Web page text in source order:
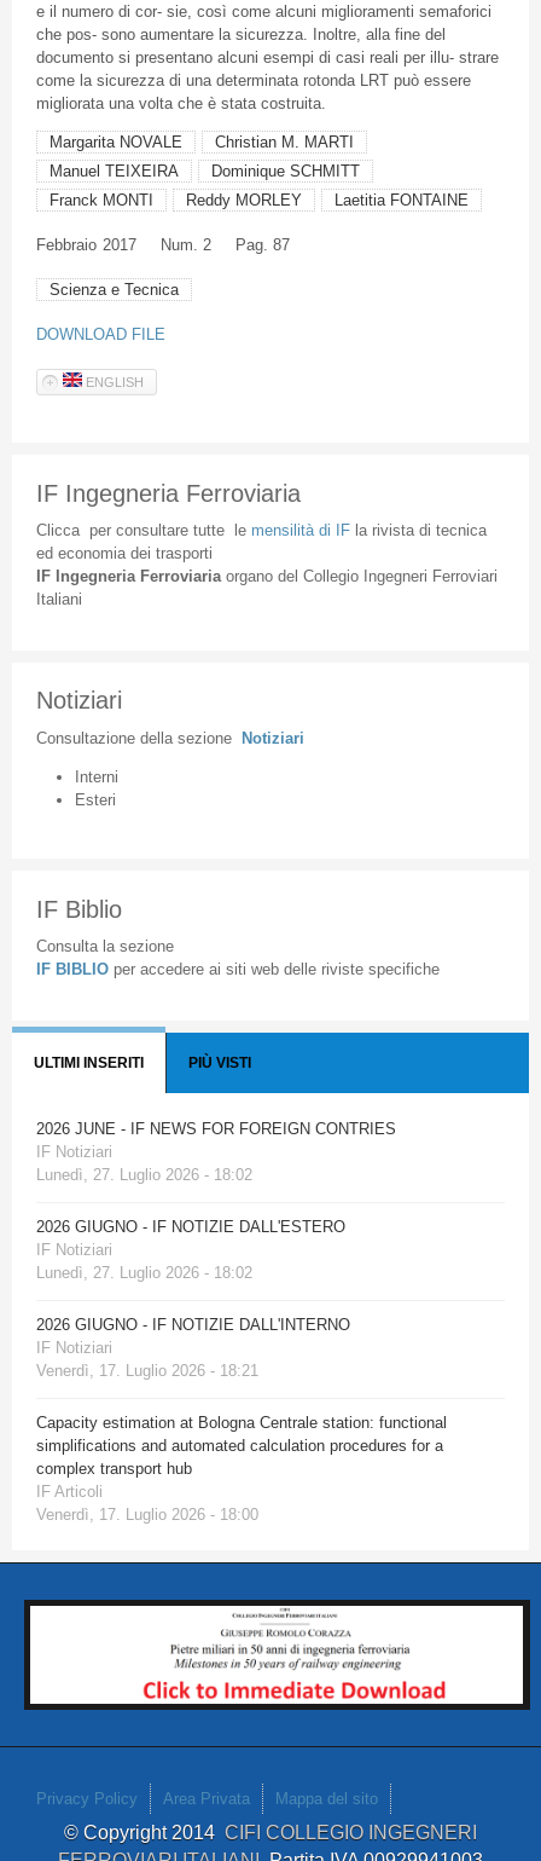
e il numero di cor- sie, così come alcuni miglioramenti semaforici
che pos- sono aumentare la sicurezza. Inoltre, alla fine del
documento si presentano alcuni esempi di casi reali per illu- strare
come la sicurezza di una determinata rotonda LRT può essere
migliorata una volta che è stata costruita.
Margarita NOVALE
Christian M. MARTI
Manuel TEIXEIRA
Dominique SCHMITT
Franck MONTI
Reddy MORLEY Laetitia FONTAINE
Febbraio 2017 Num. 2 Pag. 87
Scienza e Tecnica
DOWNLOAD FILE
ENGLISH
IF Ingegneria Ferroviaria
Cliccaper consultare tuttele mensilità di IFla rivista di tecnica
ed economia dei trasporti
IF Ingegneria Ferroviaria organodel Collegio Ingegneri Ferroviari
Italiani
Notiziari
Consultazione della sezione Notiziari
Interni
Esteri
IF Biblio
Consulta la sezione
IF BIBLIO per accedere ai siti web delle riviste specifiche
ULTIMI INSERITI PIÙ VISTI
2026 JUNE - IF NEWS FOR FOREIGN CONTRIES
IF Notiziari
Lunedì, 27. Luglio 2026 - 18:02
2026 GIUGNO - IF NOTIZIE DALL'ESTERO
IF Notiziari
Lunedì, 27. Luglio 2026 - 18:02
2026 GIUGNO - IF NOTIZIE DALL'INTERNO
IF Notiziari
Venerdì, 17. Luglio 2026 - 18:21
Capacity estimation at Bologna Centrale station: functional
simplifications and automated calculation procedures for a
complex transport hub
IF Articoli
Venerdì, 17. Luglio 2026 - 18:00
Privacy Policy Area Privata Mappa del sito
© Copyright 2014 CIFI COLLEGIO INGEGNERI